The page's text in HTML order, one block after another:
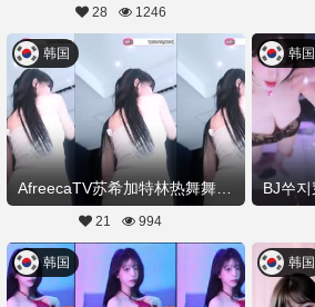
28 1246
韩国
21 994
韩国
韩国 韩国